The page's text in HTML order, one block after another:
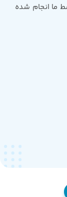
ما انجام شده